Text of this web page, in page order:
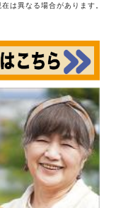
は異なる場合があります。